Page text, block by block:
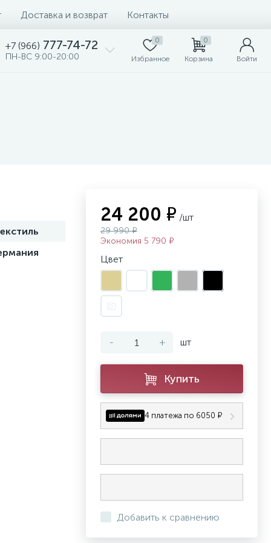
Доставка и возврат Контакты
+7 (966) 777-74-72
ПН-ВС 9:00-20:00
0
Избранное
0
Корзина Войти
24 200 ₽ /шт
29 990 ₽
Экономия 5 790 ₽
Цвет
- + шт
Купить
4 платежа по 6050 ₽
Добавить к сравнению